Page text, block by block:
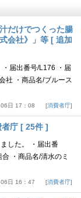
だけでつくった腸
会社》」等 [ 追加
届出番号/L176 ・届
社 ・商品名/ブルース
日 17：08 消費者庁
者庁 [ 25件 ]
した。 ・届出番
・商品名/清水のミ
日 16：47 消費者庁